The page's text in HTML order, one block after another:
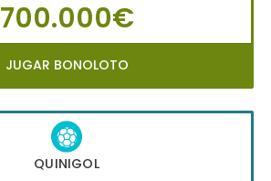
700.000€
JUGAR BONOLOTO
QUINIGOL